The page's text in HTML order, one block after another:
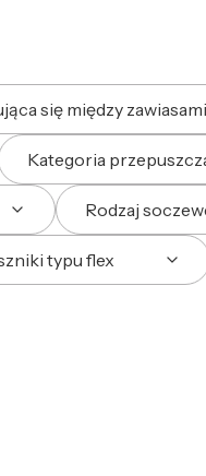
się między
Kategoria
Rodzaj
typu flex